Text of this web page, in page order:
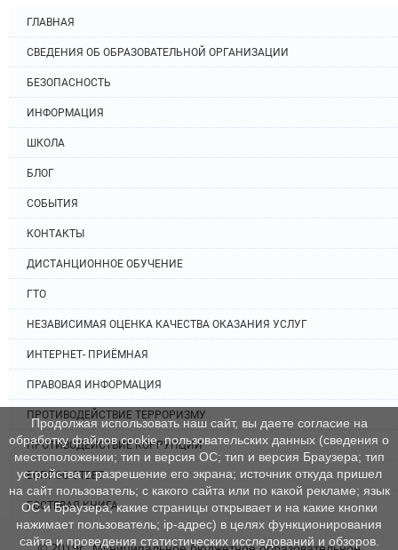
ГЛАВНАЯ
СВЕДЕНИЯ ОБ ОБРАЗОВАТЕЛЬНОЙ ОРГАНИЗАЦИИ
БЕЗОПАСНОСТЬ
ИНФОРМАЦИЯ
ШКОЛА
БЛОГ
СОБЫТИЯ
КОНТАКТЫ
ДИСТАНЦИОННОЕ ОБУЧЕНИЕ
ГТО
НЕЗАВИСИМАЯ ОЦЕНКА КАЧЕСТВА ОКАЗАНИЯ УСЛУГ
ИНТЕРНЕТ- ПРИЁМНАЯ
ПРАВОВАЯ ИНФОРМАЦИЯ
ПРОТИВОДЕЙСТВИЕ ТЕРРОРИЗМУ
ПРОТИВОДЕЙСТВИЕ КОРРУПЦИИ
ВОПРОС-ОТВЕТ
ГОСТЕВАЯ КНИГА
Продолжая использовать наш сайт, вы даете согласие на
обработку файлов cookie, пользовательских данных (сведения о
местоположении; тип и версия ОС; тип и версия Браузера; тип
устройства и разрешение его экрана; источник откуда пришел
на сайт пользователь; с какого сайта или по какой рекламе; язык
ОС и Браузера; какие страницы открывает и на какие кнопки
нажимает пользователь; ip-адрес) в целях функционирования
сайта и проведения статистических исследований и обзоров.